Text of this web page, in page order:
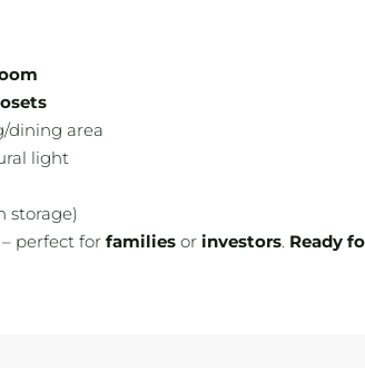
dining area
light
storage)
perfect for families or investors. Ready